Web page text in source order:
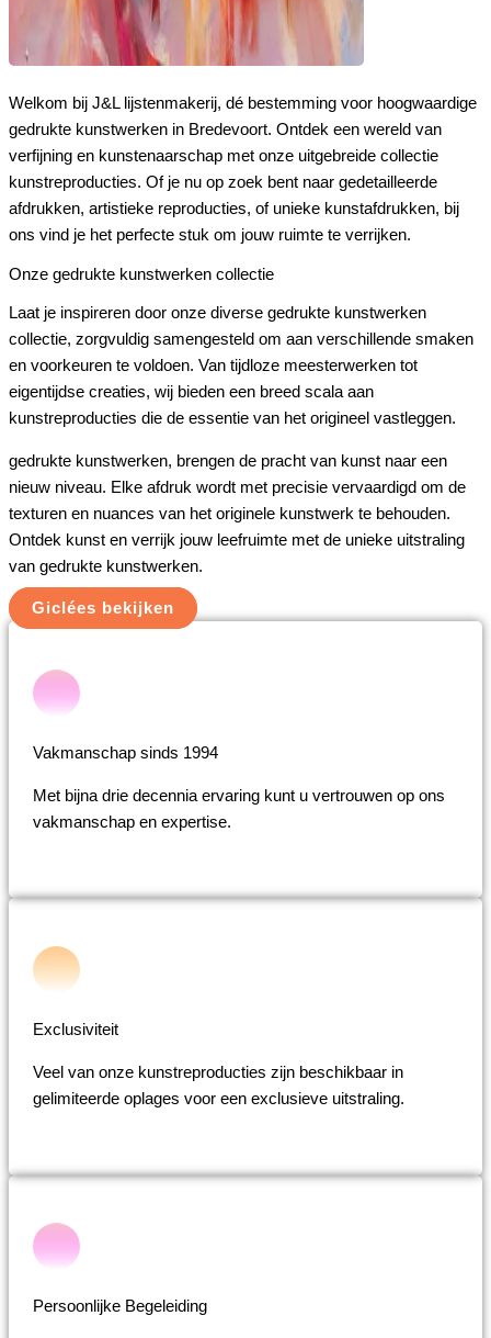
Welkom bij J&L lijstenmakerij, dé bestemming voor hoogwaardige
gedrukte kunstwerken in Bredevoort. Ontdek een wereld van
verfijning en kunstenaarschap met onze uitgebreide collectie
kunstreproducties. Of je nu op zoek bent naar gedetailleerde
afdrukken, artistieke reproducties, of unieke kunstafdrukken, bij
ons vind je het perfecte stuk om jouw ruimte te verrijken.
Onze gedrukte kunstwerken collectie
Laat je inspireren door onze diverse gedrukte kunstwerken
collectie, zorgvuldig samengesteld om aan verschillende smaken
en voorkeuren te voldoen. Van tijdloze meesterwerken tot
eigentijdse creaties, wij bieden een breed scala aan
kunstreproducties die de essentie van het origineel vastleggen.
gedrukte kunstwerken, brengen de pracht van kunst naar een
nieuw niveau. Elke afdruk wordt met precisie vervaardigd om de
texturen en nuances van het originele kunstwerk te behouden.
Ontdek kunst en verrijk jouw leefruimte met de unieke uitstraling
van gedrukte kunstwerken.
Giclées bekijken
Vakmanschap sinds 1994
Met bijna drie decennia ervaring kunt u vertrouwen op ons
vakmanschap en expertise.
Exclusiviteit
Veel van onze kunstreproducties zijn beschikbaar in
gelimiteerde oplages voor een exclusieve uitstraling.
Persoonlijke Begeleiding